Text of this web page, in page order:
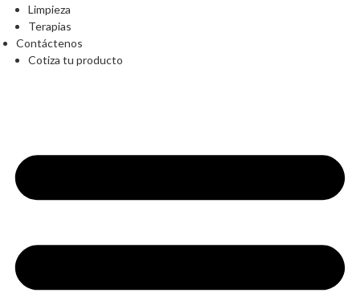
Limpieza
Terapias
Contáctenos
Cotiza tu producto